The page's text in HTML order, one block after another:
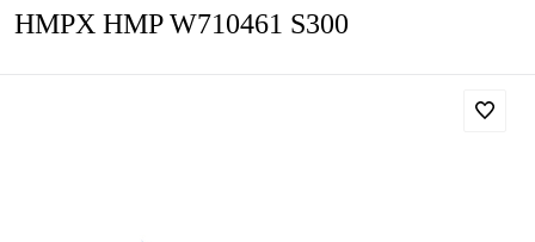
HMPX HMP W710461 S300